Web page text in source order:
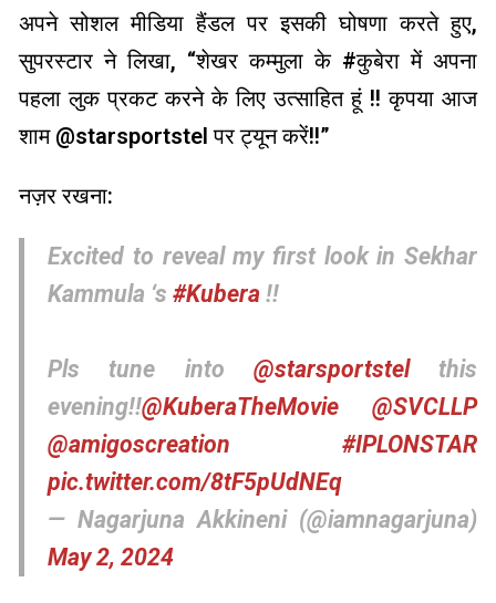
अपने सोशल मीडिया हैंडल पर इसकी घोषणा करते हुए,
सुपरस्टार ने लिखा, “शेखर कम्मुला के #कुबेरा में अपना
पहला लुक प्रकट करने के लिए उत्साहित हूं !! कृपया आज
शाम @starsportstel पर ट्यून करें!!”
नज़र रखना:
Excited to reveal my first look in Sekhar
Kammula ‘s#Kubera !!
Pls tune into @starsportstelthis
evening!!@KuberaTheMovie
@SVCLLP
@amigoscreation
#IPLONSTAR
pic.twitter.com/8tF5pUdNEq
— Nagarjuna Akkineni (@iamnagarjuna)
May 2, 2024